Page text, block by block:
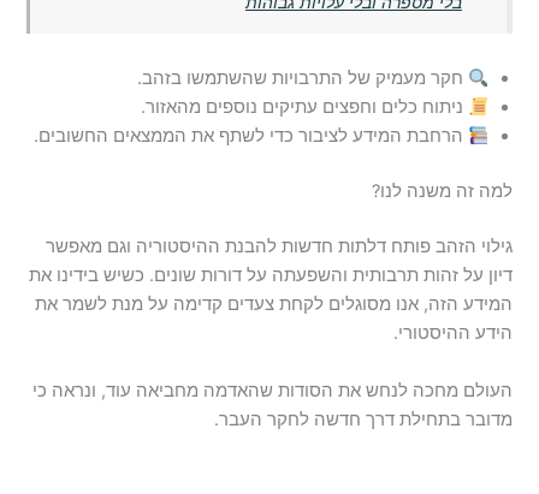
חקר מעמיק של התרבויות שהשתמשו בזהב.
ניתוח כלים וחפצים עתיקים נוספים מהאזור.
הרחבת המידע לציבור כדי לשתף את הממצאים החשובים.
למה זה משנה לנו?
גילוי הזהב פותח דלתות חדשות להבנת ההיסטוריה וגם מאפשר
דיון על זהות תרבותית והשפעתה על דורות שונים. כשיש בידינו את
המידע הזה, אנו מסוגלים לקחת צעדים קדימה על מנת לשמר את
הידע ההיסטורי.
העולם מחכה לנחש את הסודות שהאדמה מחביאה עוד, ונראה כי
מדובר בתחילת דרך חדשה לחקר העבר.